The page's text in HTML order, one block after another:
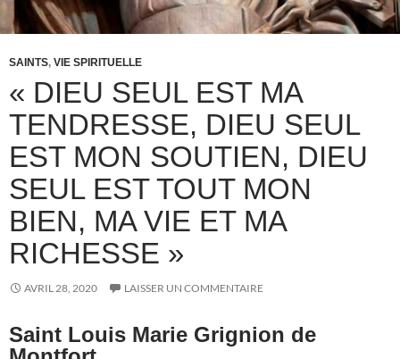
SAINTS, VIE SPIRITUELLE
« DIEU SEUL EST MA
TENDRESSE, DIEU SEUL
EST MON SOUTIEN, DIEU
SEUL EST TOUT MON
BIEN, MA VIE ET MA
RICHESSE »
AVRIL 28, 2020 LAISSER UN COMMENTAIRE
Saint Louis Marie Grignion de